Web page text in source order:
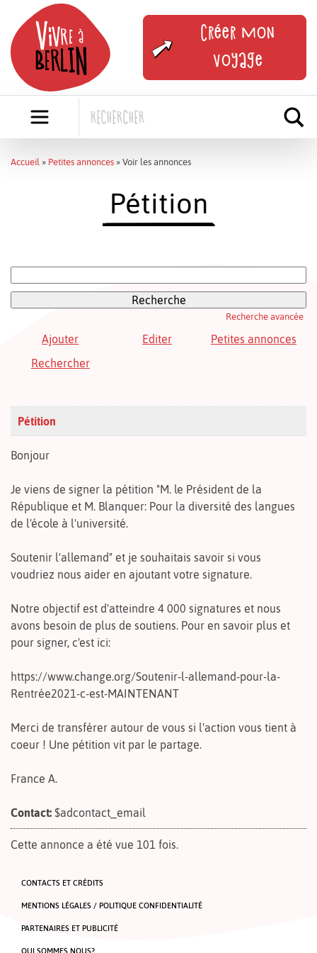
content
Créer mon
voyage
Accueil » Petites annonces » Voir les annonces
Pétition
Recherche avancée
Ajouter Editer
Petites annonces
Rechercher
Pétition
Bonjour
Je viens de signer la pétition "M. le Président de la
République et M. Blanquer: Pour la diversité des langues
de l'école à l'université.
Soutenir l'allemand" et je souhaitais savoir si vous
voudriez nous aider en ajoutant votre signature.
Notre objectif est d'atteindre 4 000 signatures et nous
avons besoin de plus de soutiens. Pour en savoir plus et
pour signer, c'est ici:
https://www.change.org/Soutenir-l-allemand-pour-la-
Rentrée2021-c-est-MAINTENANT
Merci de transférer autour de vous si l'action vous tient à
coeur ! Une pétition vit par le partage.
France A.
Contact: $adcontact_email
Cette annonce a été vue 101 fois.
CONTACTS ET CRÉDITS
MENTIONS LÉGALES / POLITIQUE CONFIDENTIALITÉ
PARTENAIRES ET PUBLICITÉ
QUI SOMMES NOUS?